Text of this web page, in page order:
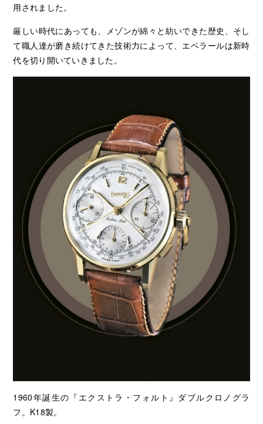
用されました。
厳しい時代にあっても、メゾンが綿々と紡いできた歴史、そし
て職人達が磨き続けてきた技術力によって、エベラールは新時
代を切り開いていきました。
1960年誕生の『エクストラ・フォルト』ダブルクロノグラ
フ。K18製。